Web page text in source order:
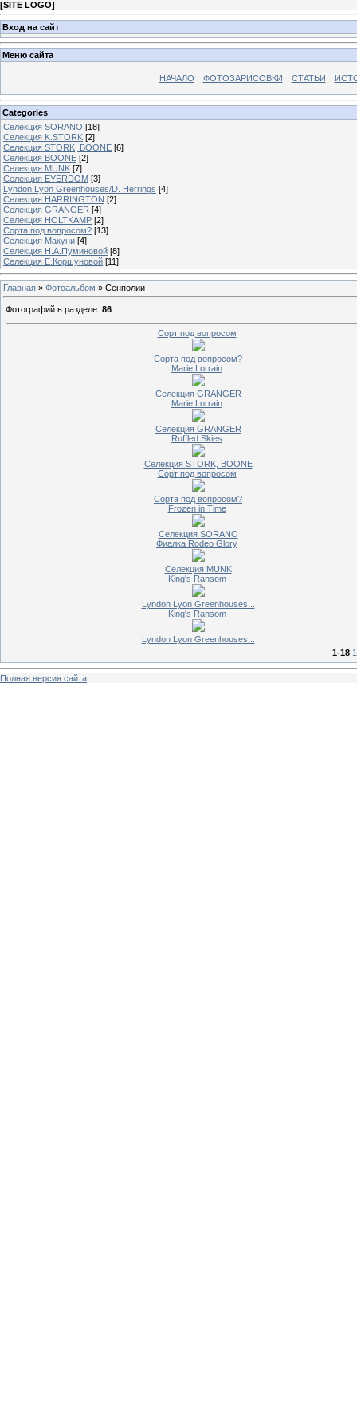
[SITE LOGO]
Вход на сайт
Меню сайта
НАЧАЛО ФОТОЗАРИСОВКИ СТАТЬИ
Categories
Селекция SORANO [18]
Селекция K.STORK [2]
Селекция STORK, BOONE [6]
Селекция BOONE [2]
Селекция MUNK [7]
Селекция EYERDOM [3]
Lyndon Lyon Greenhouses/D. Herrings [4]
Селекция HARRINGTON [2]
Селекция GRANGER [4]
Селекция HOLTKAMP [2]
Сорта под вопросом? [13]
Селекция Макуни [4]
Селекция Н.А.Пуминовой [8]
Селекция Е.Коршуновой [11]
Главная » Фотоальбом » Сенполии
Фотографий в разделе: 86
Сорт под вопросом
Сорта под вопросом?
Marie Lorrain
Селекция GRANGER
Marie Lorrain
Селекция GRANGER
Ruffled Skies
Селекция STORK, BOONE
Сорт под вопросом
Сорта под вопросом?
Frozen in Time
Селекция SORANO
Фиалка Rodeo Glory
Селекция MUNK
King's Ransom
Lyndon Lyon Greenhouses...
King's Ransom
Lyndon Lyon Greenhouses...
1-18
Полная версия сайта